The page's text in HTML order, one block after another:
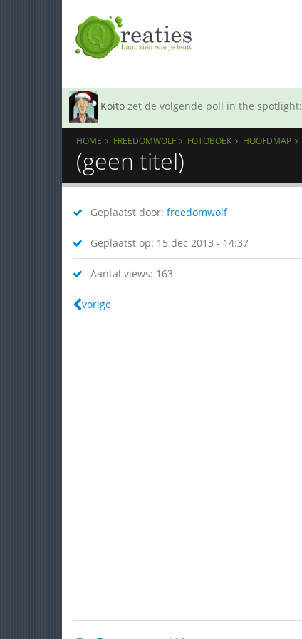
Koito zet de volgende poll in the spotlight:
HOME FREEDOMWOLF FOTOBOEK HOOFDMAP
(geen titel)
Geplaatst door: freedomwolf
Geplaatst op: 15 dec 2013 - 14:37
Aantal views: 163
vorige